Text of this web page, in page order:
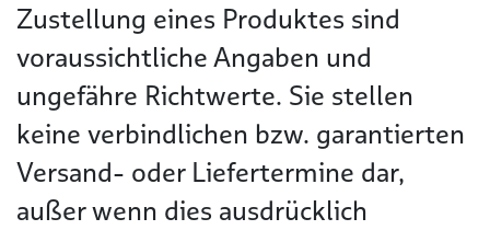
Zustellung eines Produktes sind
voraussichtliche Angaben und
ungefähre Richtwerte. Sie stellen
keine verbindlichen bzw. garantierten
Versand- oder Liefertermine dar,
außer wenn dies ausdrücklich